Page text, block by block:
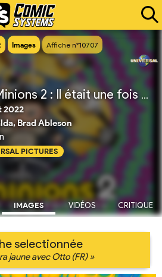
Images Affiche n°10707
Les Minions 2 : Il était une fois Gru
2022
Brad Ableson
PICTURES
IMAGES VIDÉOS CRITIQUE
selectionnée
jaune avec Otto (FR) »